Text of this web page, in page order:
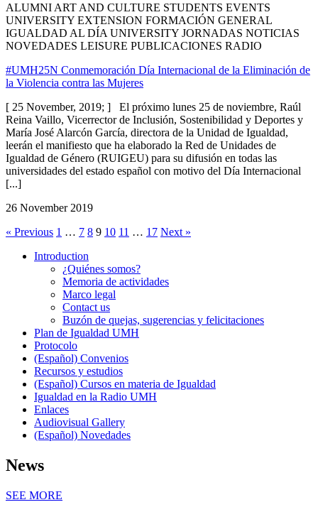
ALUMNI ART AND CULTURE STUDENTS EVENTS
UNIVERSITY EXTENSION FORMACIÓN GENERAL
IGUALDAD AL DÍA UNIVERSITY JORNADAS NOTICIAS
NOVEDADES LEISURE PUBLICACIONES RADIO
#UMH25N Conmemoración Día Internacional de la Eliminación de
la Violencia contra las Mujeres
[ 25 November, 2019; ] El próximo lunes 25 de noviembre, Raúl
Reina Vaillo, Vicerrector de Inclusión, Sostenibilidad y Deportes y
María José Alarcón García, directora de la Unidad de Igualdad,
leerán el manifiesto que ha elaborado la Red de Unidades de
Igualdad de Género (RUIGEU) para su difusión en todas las
universidades del estado español con motivo del Día Internacional
[...]
26 November 2019
« Previous 1 … 7 8 9 10 11 … 17 Next »
Introduction
Introduction¿Quiénes somos?
Memoria de actividades
Marco legal
Contact us
Buzón de quejas, sugerencias y felicitaciones
Plan de Igualdad UMH
Protocolo
(Español) Convenios
Recursos y estudios
(Español) Cursos en materia de Igualdad
Igualdad en la Radio UMH
Enlaces
Audiovisual Gallery
(Español) Novedades
News
SEE MORE